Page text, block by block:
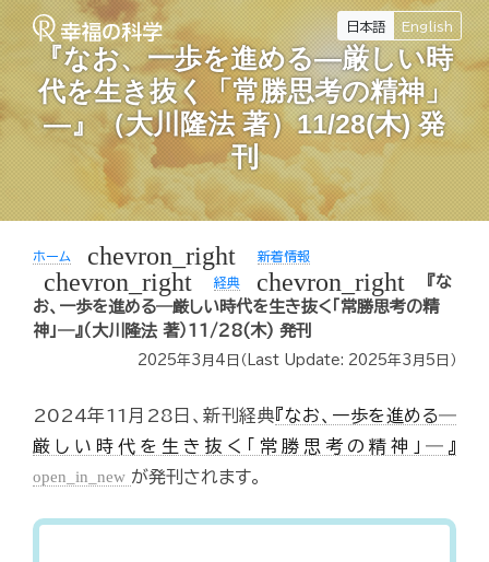
日本語 English
『なお、一歩を進める―厳しい時
代を生き抜く「常勝思考の精神」
―』（大川隆法 著）11/28(木) 発
刊
ホーム chevron_right 新着情報
chevron_right 経典 chevron_right
『な
お、一歩を進める―厳しい時代を生き抜く「常勝思考の精
神」―』（大川隆法 著）11/28(木) 発刊
2025年3月4日 （Last Update: 2025年3月5日 ）
2024年11月28日、新刊経典 『なお、一歩を進める―
厳しい時代を生き抜く「常勝思考の精神」―』
open_in_new が発刊されます。